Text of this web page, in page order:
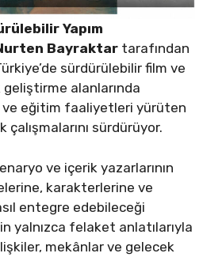
Yapım
Bayraktar tarafından
sürdürülebilir film ve
alanlarında
ve eğitim faaliyetleri yürüten
sürdürüyor.
ve içerik yazarlarının
karakterlerine ve
entegre edebileceği
yalnızca felaket anlatılarıyla
mekânlar ve gelecek